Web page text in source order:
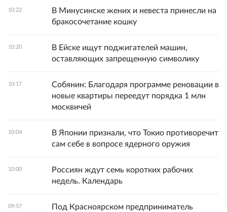
10:22
В Минусинске жених и невеста принесли на
бракосочетание кошку
10:20
В Ейске ищут поджигателей машин,
оставляющих запрещенную символику
10:17
Собянин: Благодаря программе реновации в
новые квартиры переедут порядка 1 млн
москвичей
10:04
В Японии признали, что Токио противоречит
сам себе в вопросе ядерного оружия
10:00
Россиян ждут семь коротких рабочих
недель. Календарь
09:57
Под Красноярском предприниматель